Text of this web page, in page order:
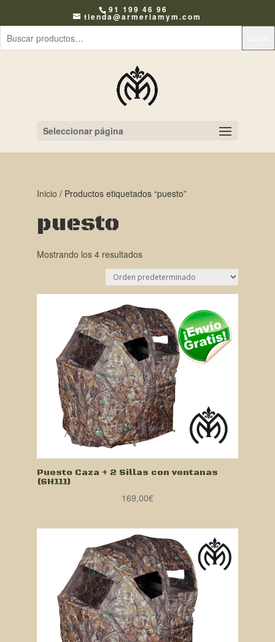
91 199 46 96
tienda@armeriamym.com
Seleccionar página
Inicio / Productos etiquetados “puesto”
puesto
Mostrando los 4 resultados
Puesto Caza + 2 Sillas con ventanas
(SH111)
169,00€